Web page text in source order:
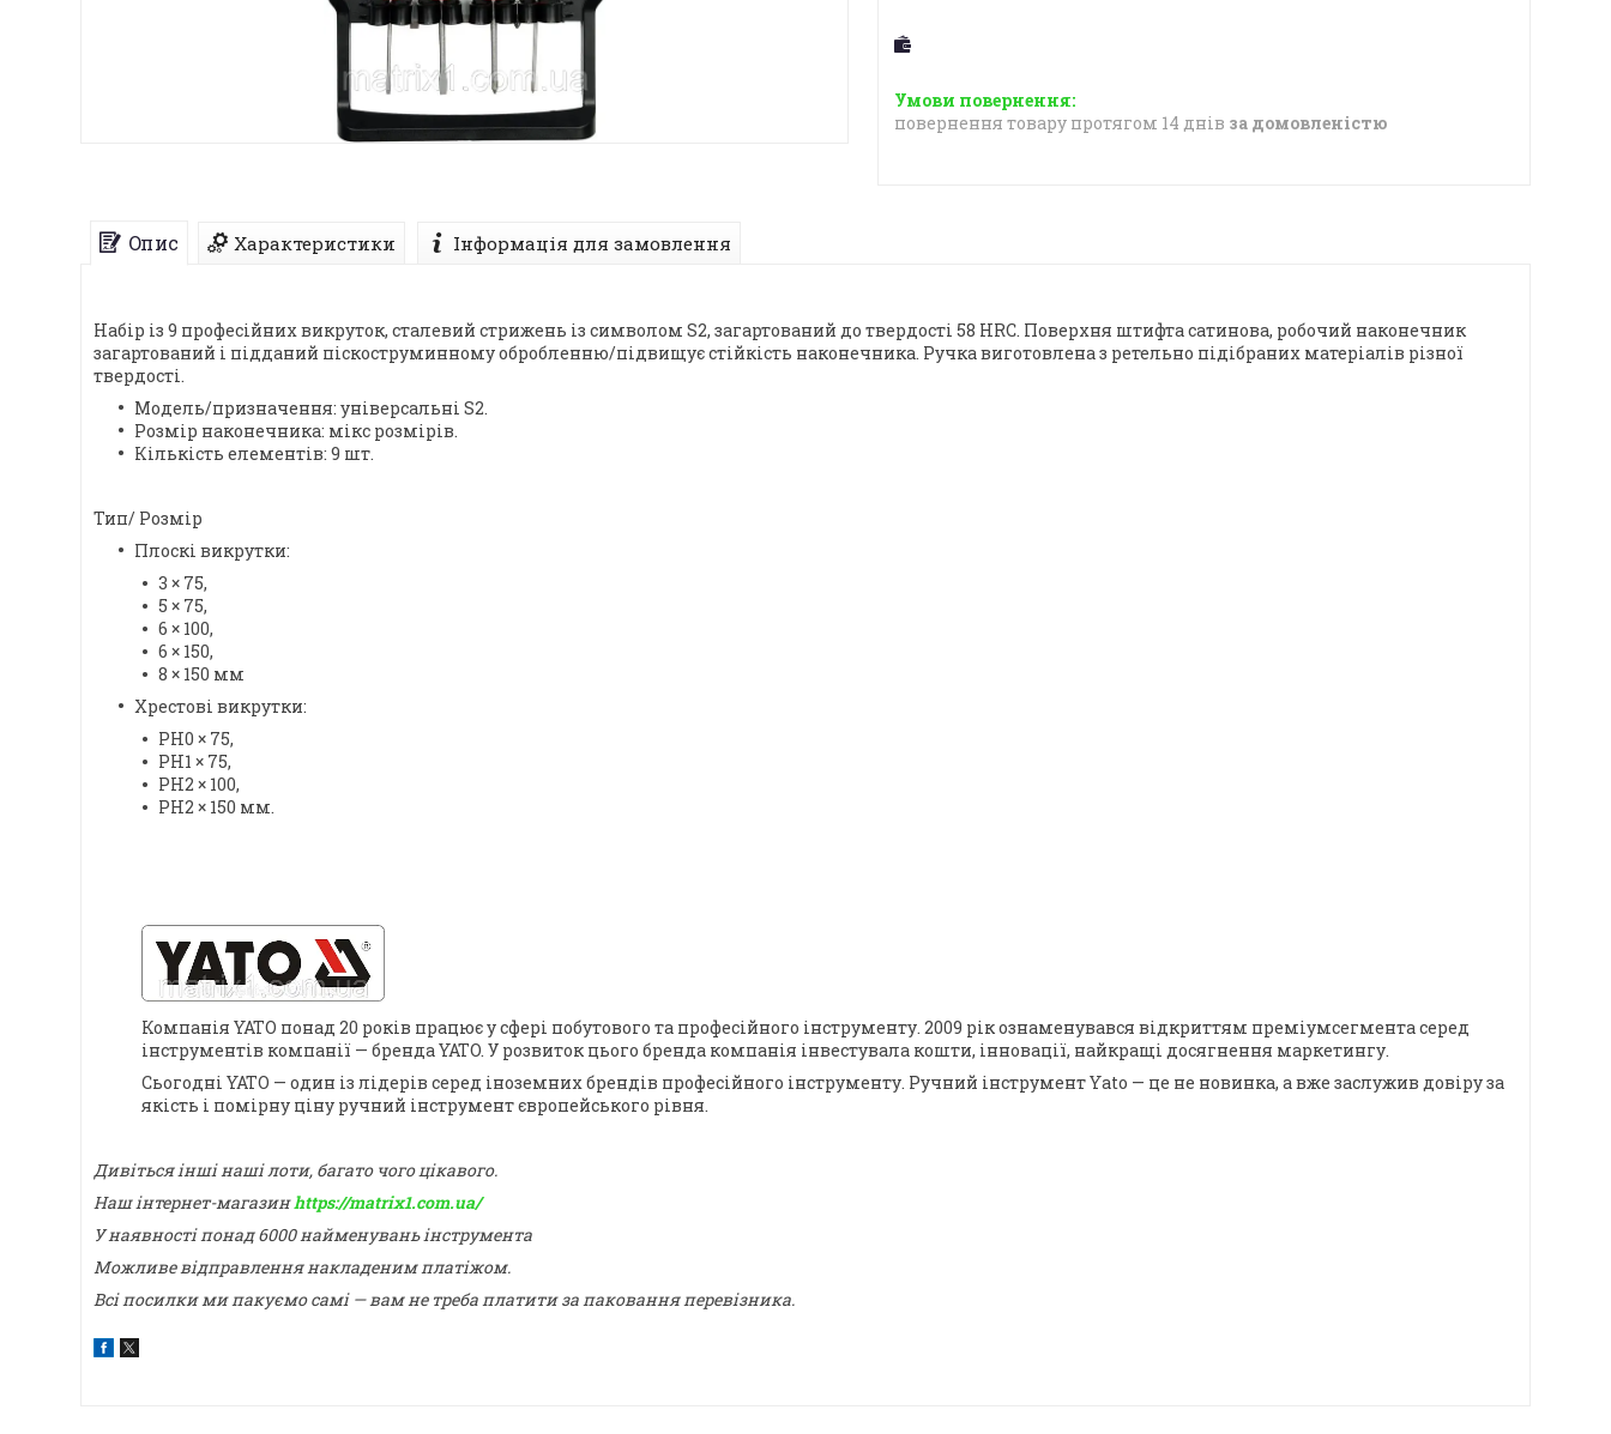
повернення товару протягом 14 днів за домовленістю
Опис Характеристики Інформація для замовлення
Набір із 9 професійних викруток, сталевий стрижень із символом S2, загартований до твердості 58 HRC. Поверхня штифта сатинова, робочий наконечник
загартований і підданий піскоструминному обробленню/підвищує стійкість наконечника. Ручка виготовлена з ретельно підібраних матеріалів різної
твердості.
Модель/призначення: універсальні S2.
Розмір наконечника: мікс розмірів.
Кількість елементів: 9 шт.
Тип/ Розмір
Плоскі викрутки:
3 × 75,
5 × 75,
6 × 100,
6 × 150,
8 × 150 мм
Хрестові викрутки:
PH0 × 75,
PH1 × 75,
PH2 × 100,
PH2 × 150 мм.
Компанія YATO понад 20 років працює у сфері побутового та професійного інструменту. 2009 рік ознаменувався відкриттям преміумсегмента серед
інструментів компанії — бренда YATO. У розвиток цього бренда компанія інвестувала кошти, інновації, найкращі досягнення маркетингу.
Сьогодні YATO — один із лідерів серед іноземних брендів професійного інструменту. Ручний інструмент Yato — це не новинка, а вже заслужив довіру за
якість і помірну ціну ручний інструмент європейського рівня.
Дивіться інші наші лоти, багато чого цікавого.
Наш інтернет-магазинhttps://matrix1.com.ua/
У наявності понад 6000 найменувань інструмента
Можливе відправлення накладеним платіжом.
Всі посилки ми пакуємо самі — вам не треба платити за паковання перевізника.